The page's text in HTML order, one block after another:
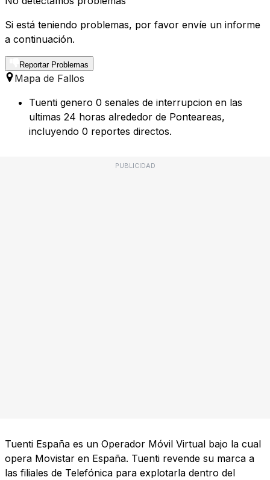
Si está teniendo problemas, por favor envíe un informe
a continuación.
Reportar Problemas
Mapa de Fallos
Tuenti genero 0 senales de interrupcion en las
ultimas 24 horas alrededor de Ponteareas,
incluyendo 0 reportes directos.
PUBLICIDAD
Tuenti España es un Operador Móvil Virtual bajo la cual
opera Movistar en España. Tuenti revende su marca a
las filiales de Telefónica para explotarla dentro del